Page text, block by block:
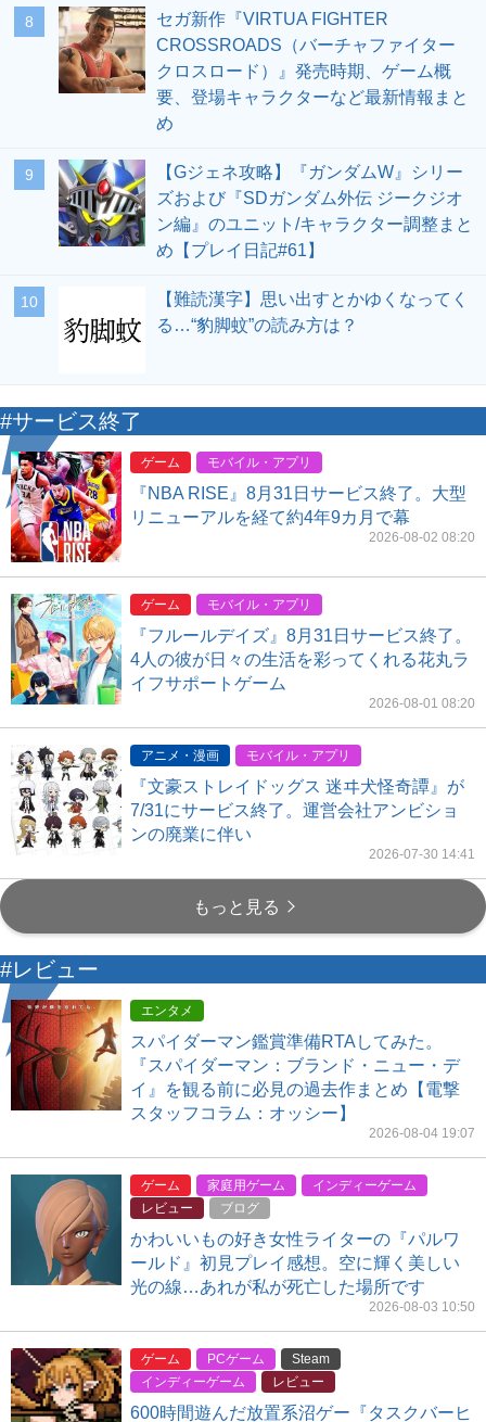
8
セガ新作『VIRTUA FIGHTER
CROSSROADS（バーチャファイター
クロスロード）』発売時期、ゲーム概
要、登場キャラクターなど最新情報まと
め
9
【Gジェネ攻略】『ガンダムW』シリー
ズおよび『SDガンダム外伝 ジークジオ
ン編』のユニット/キャラクター調整まと
め【プレイ日記#61】
10
【難読漢字】思い出すとかゆくなってく
る…“豹脚蚊”の読み方は？
#サービス終了
ゲーム モバイル・アプリ
『NBA RISE』8月31日サービス終了。大型
リニューアルを経て約4年9カ月で幕
2026-08-02 08:20
ゲーム モバイル・アプリ
『フルールデイズ』8月31日サービス終了。
4人の彼が日々の生活を彩ってくれる花丸ラ
イフサポートゲーム
2026-08-01 08:20
アニメ・漫画 モバイル・アプリ
『文豪ストレイドッグス 迷ヰ犬怪奇譚』が
7/31にサービス終了。運営会社アンビショ
ンの廃業に伴い
2026-07-30 14:41
もっと見る
#レビュー
エンタメ
スパイダーマン鑑賞準備RTAしてみた。
『スパイダーマン：ブランド・ニュー・デ
イ』を観る前に必見の過去作まとめ【電撃
スタッフコラム：オッシー】
2026-08-04 19:07
ゲーム 家庭用ゲーム
インディーゲーム
レビュー
ブログ
かわいいもの好き女性ライターの『パルワ
ールド』初見プレイ感想。空に輝く美しい
光の線…あれが私が死亡した場所です
2026-08-03 10:50
ゲーム PCゲーム
Steam
インディーゲーム
レビュー
600時間遊んだ放置系沼ゲー『タスクバーヒ